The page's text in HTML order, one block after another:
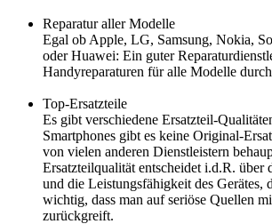
Reparatur aller Modelle
Egal ob Apple, LG, Samsung, Nokia,
oder Huawei: Ein guter
Handyreparaturen für alle Modelle durch
Top-Ersatzteile
Es gibt verschiedene Ersatzteil-
Smartphones gibt es keine Original-
von vielen anderen Dienstleistern
Ersatzteilqualität entscheidet i.d.R. über
und die Leistungsfähigkeit des Gerätes,
wichtig, dass man auf seriöse Quellen
zurückgreift.